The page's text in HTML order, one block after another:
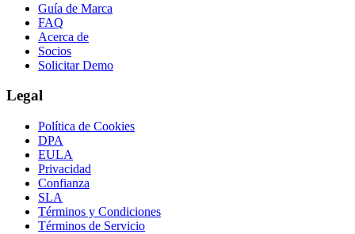
Guía de Marca
FAQ
Acerca de
Socios
Solicitar Demo
Legal
Política de Cookies
DPA
EULA
Privacidad
Confianza
SLA
Términos y Condiciones
Términos de Servicio